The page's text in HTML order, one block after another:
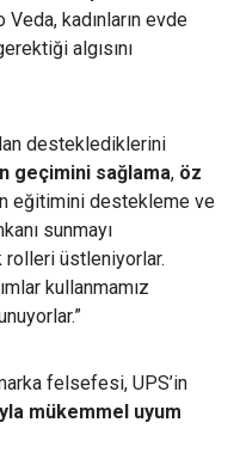
Veda, kadınların evde
algısını
desteklediklerini
geçimini sağlama, öz
eğitimini destekleme ve
sunmayı
üstleniyorlar.
kullanmamız
felsefesi, UPS’in
mükemmel uyum